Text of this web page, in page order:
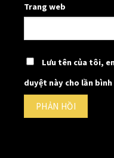
Trang web
Lưu tên của tôi,
duyệt này cho lần